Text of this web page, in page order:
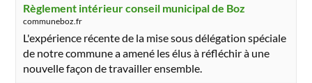
Règlement intérieur conseil municipal de Boz
communeboz.fr
L'expérience récente de la mise sous délégation spéciale
de notre commune a amené les élus à réfléchir à une
nouvelle façon de travailler ensemble.